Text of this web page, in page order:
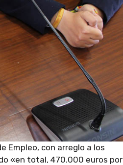
Empleo, con arreglo a los
«en total, 470.000 euros por